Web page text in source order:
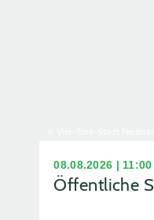
08.08.2026 |
Öffentliche